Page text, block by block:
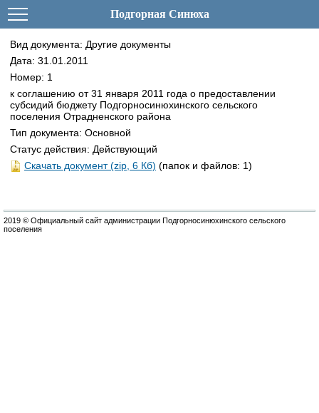
Подгорная Синюха
Вид документа: Другие документы
Дата: 31.01.2011
Номер: 1
к соглашению от 31 января 2011 года о предоставлении
субсидий бюджету Подгорносинюхинского сельского
поселения Отрадненского района
Тип документа: Основной
Статус действия: Действующий
Скачать документ (zip, 6 Кб) (папок и файлов: 1)
2019 © Официальный сайт администрации Подгорносинюхинского сельского
поселения